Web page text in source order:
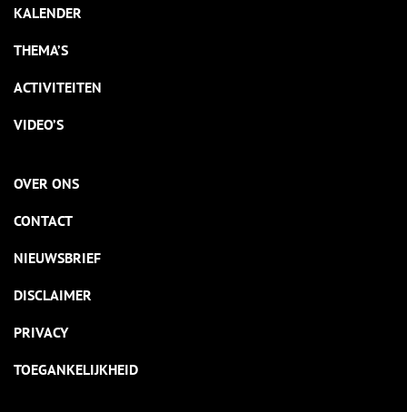
KALENDER
THEMA’S
ACTIVITEITEN
VIDEO’S
OVER ONS
CONTACT
NIEUWSBRIEF
DISCLAIMER
PRIVACY
TOEGANKELIJKHEID